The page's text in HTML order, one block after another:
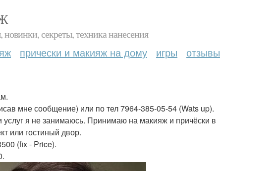
секреты, техника нанесения
прически и макияж на дому игры отзывы
мне сообщение) или по тел 7964-385-05-54 (Wats up).
я не занимаюсь. Принимаю на макияж и причёски в
или гостиный двор.
(fix - Price).